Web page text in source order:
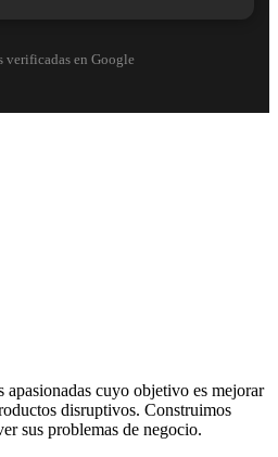
verificadas en Google
apasionadas cuyo objetivo es mejorar
disruptivos. Construimos
sus problemas de negocio.